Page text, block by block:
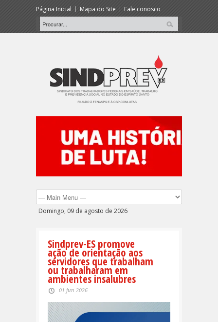
Página Inicial Mapa do Site Fale conosco
Domingo, 09 de agosto de 2026
Sindprev-ES promove
ação de orientação aos
servidores que trabalham
ou trabalharam em
ambientes insalubres
01 jun 2026